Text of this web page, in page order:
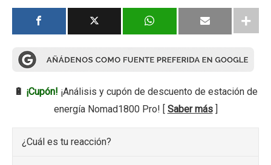
🔋 ¡Cupón! ¡Análisis y cupón de descuento de estación de
energía Nomad1800 Pro! [ Saber más]
¿Cuál es tu reacción?